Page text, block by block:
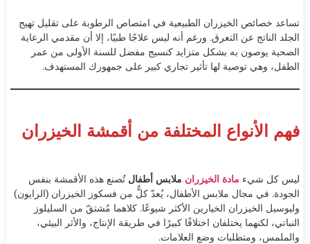
تساعد خصائص الخيزران الطبيعية في امتصاص الرطوبة على تقليل تهيج
الجلد الناتج عن التعرق. ورغم أنه ليس علاجًا طبيًا، إلا أن مقدمي الرعاية
الصحية يوصون به بشكل متزايد كنسيج مفضل للسنة الأولى من عمر
الطفل، وهي توصية لها تأثير تجاري كبير على جمهورك المستهدف.
فهم الأنواع المختلفة من أقمشة الخيزران
ليس كل شيء مادة الخيزران ملابس أطفال تُصنع هذه الأقمشة بنفس
الجودة. في مجال ملابس الأطفال، يُعدّ كلٌّ من فسكوز الخيزران (الرايون)
وليوسيل الخيزران الخيارين الأكثر شيوعًا. كلاهما مُشتقّ من السليلوز
النباتي، لكنهما يختلفان اختلافًا كبيرًا في طريقة الإنتاج، والأثر البيئي،
والملمس، ومتطلبات وضع العلامات.